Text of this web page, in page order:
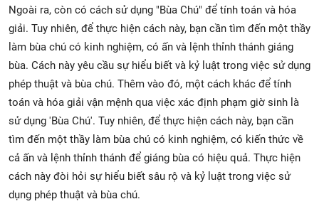
Ngoài ra, còn có cách sử dụng "Bùa Chú" để tính toán và hóa
giải. Tuy nhiên, để thực hiện cách này, bạn cần tìm đến một thầy
làm bùa chú có kinh nghiệm, có ấn và lệnh thỉnh thánh giáng
bùa. Cách này yêu cầu sự hiểu biết và kỷ luật trong việc sử dụng
phép thuật và bùa chú. Thêm vào đó, một cách khác để tính
toán và hóa giải vận mệnh qua việc xác định phạm giờ sinh là
sử dụng 'Bùa Chú'. Tuy nhiên, để thực hiện cách này, bạn cần
tìm đến một thầy làm bùa chú có kinh nghiệm, có kiến thức về
cả ấn và lệnh thỉnh thánh để giáng bùa có hiệu quả. Thực hiện
cách này đòi hỏi sự hiểu biết sâu rộ và kỷ luật trong việc sử
dụng phép thuật và bùa chú.